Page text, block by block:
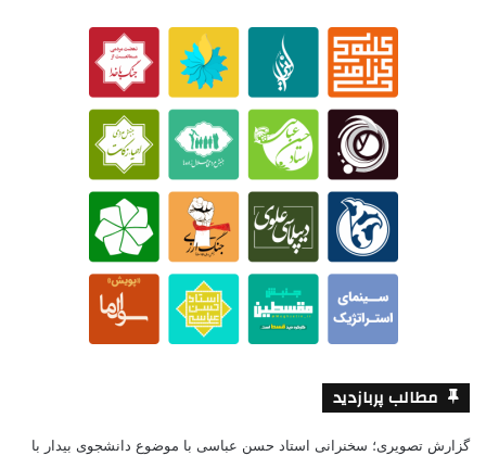
مطالب پربازدید
گزارش تصویری؛ سخنرانی استاد حسن عباسی با موضوع دانشجوی بیدار با